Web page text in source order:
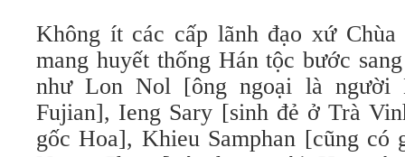
Không ít các cấp lãnh đạo xứ
mang huyết thống Hán tộc bước
như Lon Nol [ông ngoại là người
Fujian], Ieng Sary [sinh đẻ ở Trà
gốc Hoa], Khieu Samphan [cũng có